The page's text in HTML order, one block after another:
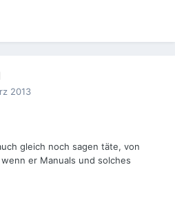
2013
gleich noch sagen täte, von
er Manuals und solches